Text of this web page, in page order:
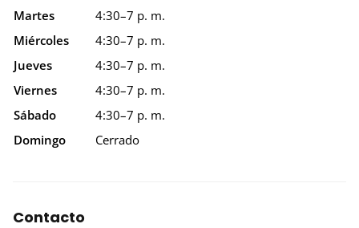
Martes
4:30–7 p. m.
Miércoles
4:30–7 p. m.
Jueves
4:30–7 p. m.
Viernes
4:30–7 p. m.
Sábado
4:30–7 p. m.
Domingo
Cerrado
Contacto